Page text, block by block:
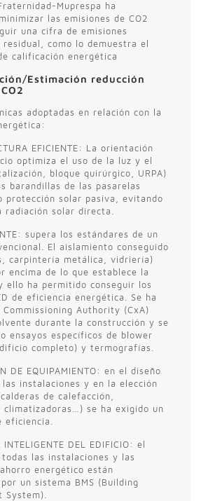
Muprespa ha
las emisiones de CO2
una cifra de emisiones
como lo demuestra el
calificación energética
Estimación reducción
adoptadas en relación con la
EFICIENTE: La orientación
optimiza el uso de la luz y el
bloque quirúrgico, URPA)
barandillas de las pasarelas
protección solar pasiva, evitando
radiación solar directa.
supera los estándares de un
El aislamiento conseguido
carpintería metálica, vidriería)
encima de lo que establece la
ello ha permitido conseguir los
de eficiencia energética. Se ha
Commissioning Authority (CxA)
durante la construcción y se
ensayos específicos de blower
completo) y termografías.
DE EQUIPAMIENTO: en el diseño
instalaciones y en la elección
de calefacción,
climatizadoras…) se ha exigido un
eficiencia.
INTELIGENTE DEL EDIFICIO: el
las instalaciones y las
energético están
un sistema BMS (Building
System).